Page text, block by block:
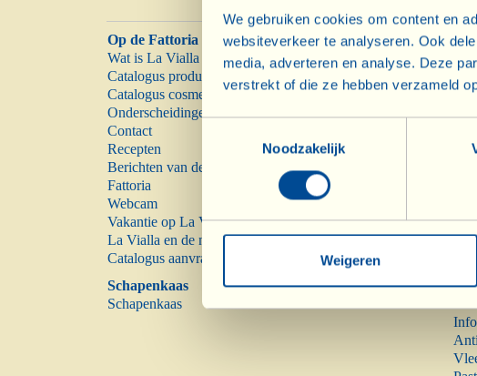
We gebruiken cookies om content en
websiteverkeer te analyseren. Ook
media, adverteren en analyse. Deze
verstrekt of die ze hebben verzameld
Noodzakelijk
Weigeren
Op de Fattoria
Wat is La Vialla
Catalogus producten
Catalogus cosmetica
Onderscheidingen
Contact
Recepten
Berichten van de
Fattoria
Webcam
Vakantie op La Vialla
La Vialla en de natuur
Catalogus aanvragen
Info
Schapenkaas
Schapenkaas
Info